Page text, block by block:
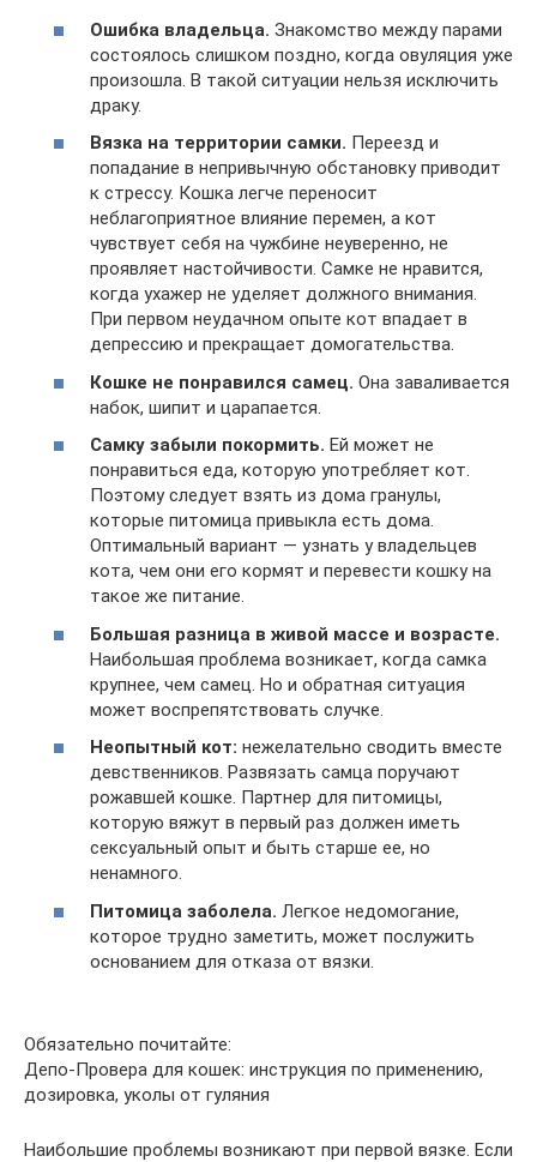
Ошибка владельца. Знакомство между парами
состоялось слишком поздно, когда овуляция уже
произошла. В такой ситуации нельзя исключить
драку.
Вязка на территории самки. Переезд и
попадание в непривычную обстановку приводит
к стрессу. Кошка легче переносит
неблагоприятное влияние перемен, а кот
чувствует себя на чужбине неуверенно, не
проявляет настойчивости. Самке не нравится,
когда ухажер не уделяет должного внимания.
При первом неудачном опыте кот впадает в
депрессию и прекращает домогательства.
Кошке не понравился самец. Она заваливается
набок, шипит и царапается.
Самку забыли покормить. Ей может не
понравиться еда, которую употребляет кот.
Поэтому следует взять из дома гранулы,
которые питомица привыкла есть дома.
Оптимальный вариант — узнать у владельцев
кота, чем они его кормят и перевести кошку на
такое же питание.
Большая разница в живой массе и возрасте.
Наибольшая проблема возникает, когда самка
крупнее, чем самец. Но и обратная ситуация
может воспрепятствовать случке.
Неопытный кот: нежелательно сводить вместе
девственников. Развязать самца поручают
рожавшей кошке. Партнер для питомицы,
которую вяжут в первый раз должен иметь
сексуальный опыт и быть старше ее, но
ненамного.
Питомица заболела. Легкое недомогание,
которое трудно заметить, может послужить
основанием для отказа от вязки.
Обязательно почитайте:
Депо-Провера для кошек: инструкция по применению,
дозировка, уколы от гуляния
Наибольшие проблемы возникают при первой вязке. Если